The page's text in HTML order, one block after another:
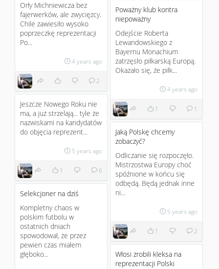
Orły Michniewicza bez
fajerwerków, ale zwycięzcy.
Chile zawiesiło wysoko
poprzeczkę reprezentacji
Po...
4 years ago
2
Poważny klub kontra
niepoważny
Odejście Roberta
Lewandowskiego z
Bayernu Monachium
zatrzęsło piłkarską Europą.
Okazało się, że piłk...
4 years ago
1 1
Jeszcze Nowego Roku nie
ma, a już strzelają... tyle że
nazwiskami na kandydatów
do objęcia reprezent...
5 years ago
1 6
Jaką Polskę chcemy
zobaczyć?
Odliczanie się rozpoczęło.
Mistrzostwa Europy choć
spóźnione w końcu się
odbędą. Będą jednak inne
ni...
5 years ago
1 2
Selekcjoner na dziś
Kompletny chaos w
polskim futbolu w
ostatnich dniach
spowodował, że przez
pewien czas miałem
głęboko...
Włosi zrobili kleksa na
reprezentacji Polski